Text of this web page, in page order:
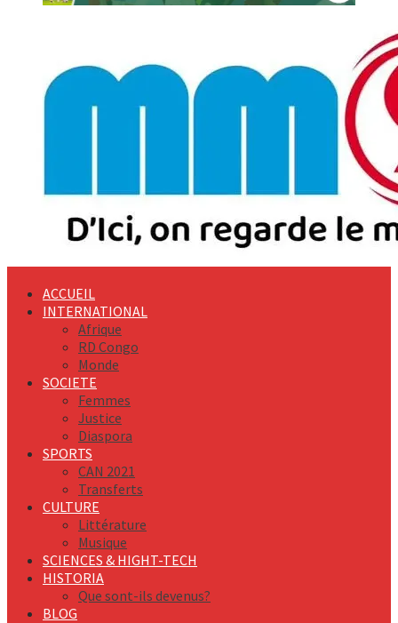
ACCUEIL
INTERNATIONAL
Afrique
RD Congo
Monde
SOCIETE
Femmes
Justice
Diaspora
SPORTS
CAN 2021
Transferts
CULTURE
Littérature
Musique
SCIENCES & HIGHT-TECH
HISTORIA
Que sont-ils devenus?
BLOG